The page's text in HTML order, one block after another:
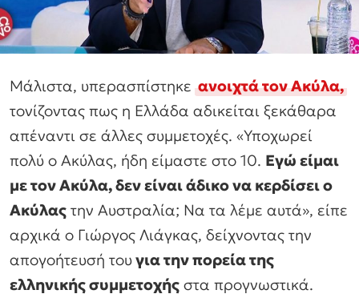
Μάλιστα, υπερασπίστηκεανοιχτά τον Ακύλα,
τονίζοντας πως η Ελλάδα αδικείται ξεκάθαρα
απέναντι σε άλλες συμμετοχές. «Υποχωρεί
πολύ ο Ακύλας, ήδη είμαστε στο 10. Εγώ είμαι
με τον Ακύλα, δεν είναι άδικο να κερδίσει ο
Ακύλας την Αυστραλία; Να τα λέμε αυτά», είπε
αρχικά ο Γιώργος Λιάγκας, δείχνοντας την
απογοήτευσή τουγια την πορεία της
ελληνικής συμμετοχής στα προγνωστικά.